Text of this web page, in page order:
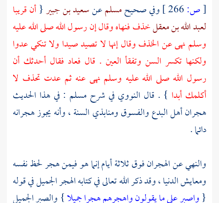
[ص: وفي صحيحمسلمعنسعيد بن جبير{أن قريبا
لعبد الله بن معقلخذف فنهاه وقال إن رسول الله صلى الله عليه
وسلم نهى عن الخذف وقال إنها لا تصيد صيدا ولا تنكي عدوا
ولكنها تكسر السن وتفقأ العين . قال فعاد فقال أحدثك أن
رسول الله صلى الله عليه وسلم نهى عنه ثم عدت تحذف لا
أكلمك أبدا } . قال النووي في شرح مسلم : في هذا الحديث
هجران أهل البدع والفسوق ومنابذي السنة ، وأنه يجوز هجرانه
دائما .
والنهي عن الهجران فوق ثلاثة أيام إنما هو فيمن هجر لحظ نفسه
ومعايش الدنيا ، وقد ذكر الله تعالى في كتابه الهجر الجميل في قوله
{واصبر على ما يقولون واهجرهم هجرا جميلا} والصبر الجميل